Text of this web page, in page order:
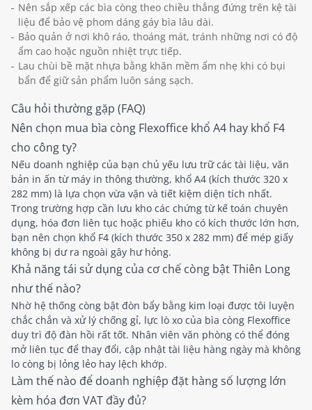
Nên sắp xếp các bìa còng theo chiều thẳng đứng trên kệ tài
liệu để bảo vệ phom dáng gáy bìa lâu dài.
Bảo quản ở nơi khô ráo, thoáng mát, tránh những nơi có độ
ẩm cao hoặc nguồn nhiệt trực tiếp.
Lau chùi bề mặt nhựa bằng khăn mềm ẩm nhẹ khi có bụi
bẩn để giữ sản phẩm luôn sáng sạch.
Câu hỏi thường gặp (FAQ)
Nên chọn mua bìa còng Flexoffice khổ A4 hay khổ F4
cho công ty?
Nếu doanh nghiệp của bạn chủ yếu lưu trữ các tài liệu, văn
bản in ấn từ máy in thông thường, khổ A4 (kích thước 320 x
282 mm) là lựa chọn vừa vặn và tiết kiệm diện tích nhất.
Trong trường hợp cần lưu kho các chứng từ kế toán chuyên
dụng, hóa đơn liên tục hoặc phiếu kho có kích thước lớn hơn,
bạn nên chọn khổ F4 (kích thước 350 x 282 mm) để mép giấy
không bị dư ra ngoài gây hư hỏng.
Khả năng tái sử dụng của cơ chế còng bật Thiên Long
như thế nào?
Nhờ hệ thống còng bật đòn bẩy bằng kim loại được tôi luyện
chắc chắn và xử lý chống gỉ, lực lò xo của bìa còng Flexoffice
duy trì độ đàn hồi rất tốt. Nhân viên văn phòng có thể đóng
mở liên tục để thay đổi, cập nhật tài liệu hàng ngày mà không
lo còng bị lỏng lẻo hay lệch khớp.
Làm thế nào để doanh nghiệp đặt hàng số lượng lớn
kèm hóa đơn VAT đầy đủ?